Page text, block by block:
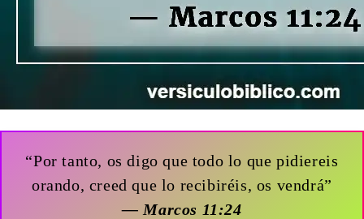
“Por tanto, os digo que todo lo que pidiereis
orando, creed que lo recibiréis, os vendrá”
— Marcos 11:24